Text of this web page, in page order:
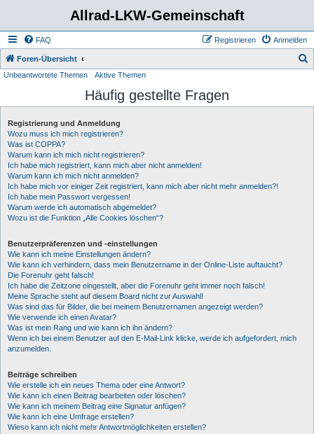
Allrad-LKW-Gemeinschaft
FAQ Anmelden
Registrieren
Foren-Übersicht
h
Unbeantwortete Themen Aktive Themen
Häufig gestellte Fragen
Registrierung und Anmeldung
Wozu muss ich mich registrieren?
Was ist COPPA?
Warum kann ich mich nicht registrieren?
Ich habe mich registriert, kann mich aber nicht anmelden!
Warum kann ich mich nicht anmelden?
Ich habe mich vor einiger Zeit registriert, kann mich aber nicht mehr anmelden?!
Ich habe mein Passwort vergessen!
Warum werde ich automatisch abgemeldet?
Wozu ist die Funktion „Alle Cookies löschen“?
Benutzerpräferenzen und -einstellungen
Wie kann ich meine Einstellungen ändern?
Wie kann ich verhindern, dass mein Benutzername in der Online-Liste auftaucht?
Die Forenuhr geht falsch!
Ich habe die Zeitzone eingestellt, aber die Forenuhr geht immer noch falsch!
Meine Sprache steht auf diesem Board nicht zur Auswahl!
Was sind das für Bilder, die bei meinem Benutzernamen angezeigt werden?
Wie verwende ich einen Avatar?
Was ist mein Rang und wie kann ich ihn ändern?
Wenn ich bei einem Benutzer auf den E-Mail-Link klicke, werde ich aufgefordert, mich
anzumelden.
Beiträge schreiben
Wie erstelle ich ein neues Thema oder eine Antwort?
Wie kann ich einen Beitrag bearbeiten oder löschen?
Wie kann ich meinem Beitrag eine Signatur anfügen?
Wie kann ich eine Umfrage erstellen?
Wieso kann ich nicht mehr Antwortmöglichkeiten erstellen?